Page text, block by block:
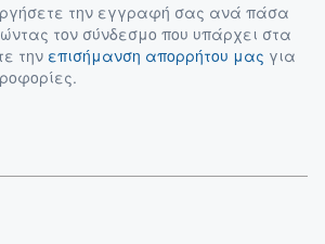
την εγγραφή σας ανά πάσα
τον σύνδεσμο που υπάρχει στα
την επισήμανση απορρήτου μας για